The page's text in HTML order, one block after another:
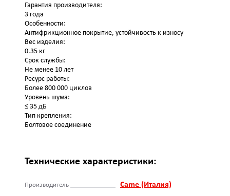
Гарантия производителя:
3 года
Особенности:
Антифрикционное покрытие, устойчивость к износу
Вес изделия:
0.35 кг
Срок службы:
Не менее 10 лет
Ресурс работы:
Более 800 000 циклов
Уровень шума:
≤ 35 дБ
Тип крепления:
Болтовое соединение
Технические характеристики:
Производитель Came (Италия)